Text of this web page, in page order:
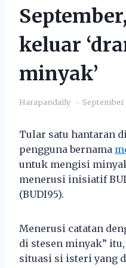
keluar
minyak’
Harapandaily September
Tular satu hantaran
pengguna bernama
untuk mengisi
menerusi inisiatif
(BUDI95).
Menerusi catatan
di stesen minyak”
situasi si isteri yang